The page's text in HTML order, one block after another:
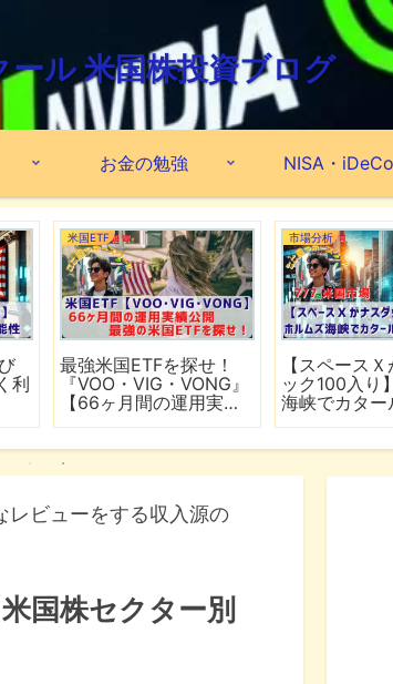
ル 米国株投資ブログ
お金の勉強 NISA・iDeCo
利
米国ETF
最強米国ETFを探せ！
『VOO・VIG・VONG』
【66ヶ月間の運用実績
市場分析
【スペース
ック100入り
海峡でカター
レビューをする収入源の
国株セクター別